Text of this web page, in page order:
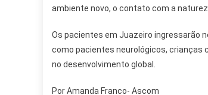
ambiente novo, o contato com a
Os pacientes em Juazeiro ingressarão
como pacientes neurológicos, crianças
no desenvolvimento global.
Por Amanda Franco- Ascom